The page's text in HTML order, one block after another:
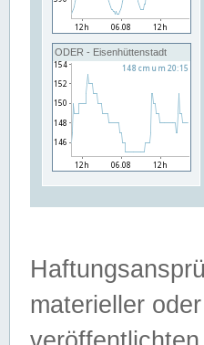
ODER - Eisenhüttenstadt
materieller